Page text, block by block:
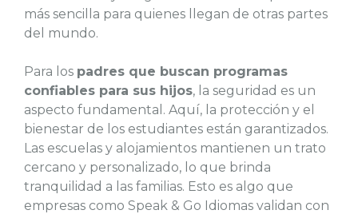
más sencilla para quienes llegan de otras partes
del mundo.
Para los padres que buscan programas
confiables para sus hijos, la seguridad es un
aspecto fundamental. Aquí, la protección y el
bienestar de los estudiantes están garantizados.
Las escuelas y alojamientos mantienen un trato
cercano y personalizado, lo que brinda
tranquilidad a las familias. Esto es algo que
empresas como Speak & Go Idiomas validan con